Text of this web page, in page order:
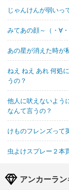
じゃんけんが弱いっ
みてあの顔～（・∀
あの星が消えた時が
ねえ ねえ あれ 何処
うの？
他人に吠えないよう
なんて言うの？
けものフレンズって
虫よけスプレー２本
アンカーラ